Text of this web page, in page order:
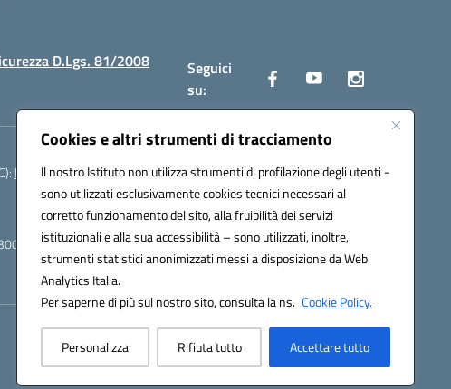
Cookies e altri strumenti di tracciamento
Il nostro Istituto non utilizza strumenti di profilazione degli utenti -
sono utilizzati esclusivamente cookies tecnici necessari al
corretto funzionamento del sito, alla fruibilità dei servizi
istituzionali e alla sua accessibilità – sono utilizzati, inoltre,
strumenti statistici anonimizzati messi a disposizione da Web
Analytics Italia.
Per saperne di più sul nostro sito, consulta la ns. Cookie Policy.
Personalizza Rifiuta tutto Accettare tutto
D.Lgs. 81/2008
Seguici
su:
bnis02300v@pec.istruzione.it